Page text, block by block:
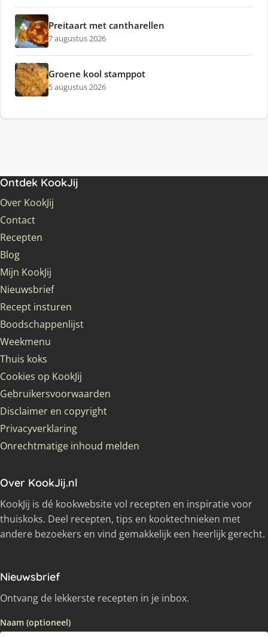
Preitaart met cantharellen
7 augustus 2026
Groene kool stamppot
5 augustus 2026
Ontdek KookJij
Over KookJij
Contact
Recepten
Blog
Mijn KookJij
Nieuwsbrief
Recept insturen
Boodschappenlijst
Weekmenu
Thuis koks
Cookies op KookJij
Gebruikersvoorwaarden
Disclaimer en copyright
Privacyverklaring
Onrechtmatige inhoud melden
Over KookJij.nl
KookJij is dé kookwebsite vol recepten en inspiratie voor
thuiskoks. Deel recepten, tips en kooktechnieken met
andere bezoekers en vind gemakkelijk een heerlijk gerecht.
Nieuwsbrief
Ontvang de lekkerste recepten in je inbox.
Naam (optioneel)